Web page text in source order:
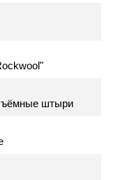
штыри